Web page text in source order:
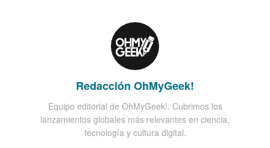
Redacción OhMyGeek!
Equipo editorial de OhMyGeek!. Cubrimos los
lanzamientos globales más relevantes en ciencia,
tecnología y cultura digital.